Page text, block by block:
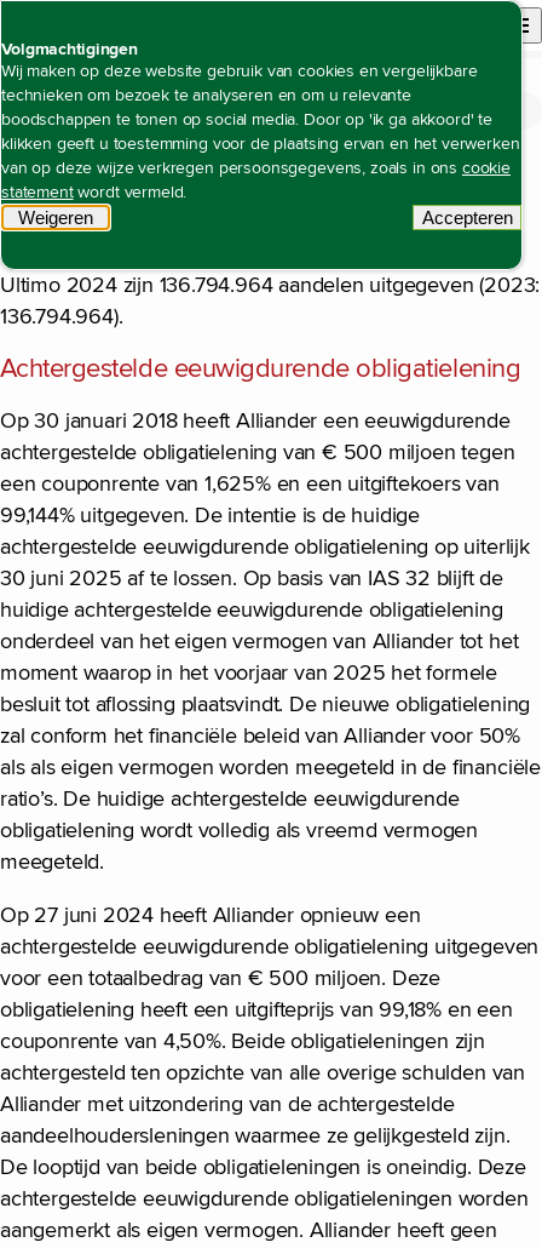
Volgmachtigingen
Wij maken op deze website gebruik van cookies en vergelijkbare
technieken om bezoek te analyseren en om u relevante
boodschappen te tonen op social media. Door op 'ik ga akkoord' te
klikken geeft u toestemming voor de plaatsing ervan en het verwerken
van op deze wijze verkregen persoonsgegevens, zoals in ons cookie
statementwordt vermeld.
Weigeren
Accepteren
Open site
Open content navigation
Jaarrekening
Toelichting op de geconsolideerde jaarrekening
Noot 12 Eigen vermogen
Noot 12 Eigen vermogen
Maatschappelijk kapitaal
Het maatschappelijk kapitaal van de vennootschap is
verdeeld in 350 miljoen aandelen van nominaal € 5.
Ultimo 2024 zijn 136.794.964 aandelen uitgegeven (2023:
136.794.964).
Achtergestelde eeuwigdurende obligatielening
Op 30 januari 2018 heeft Alliander een eeuwigdurende
achtergestelde obligatielening van € 500 miljoen tegen
een couponrente van 1,625% en een uitgiftekoers van
99,144% uitgegeven. De intentie is de huidige
achtergestelde eeuwigdurende obligatielening op uiterlijk
30 juni 2025 af te lossen. Op basis van IAS 32 blijft de
huidige achtergestelde eeuwigdurende obligatielening
onderdeel van het eigen vermogen van Alliander tot het
moment waarop in het voorjaar van 2025 het formele
besluit tot aflossing plaatsvindt. De nieuwe obligatielening
zal conform het financiële beleid van Alliander voor 50%
als als eigen vermogen worden meegeteld in de financiële
ratio’s. De huidige achtergestelde eeuwigdurende
obligatielening wordt volledig als vreemd vermogen
meegeteld.
Op 27 juni 2024 heeft Alliander opnieuw een
achtergestelde eeuwigdurende obligatielening uitgegeven
voor een totaalbedrag van € 500 miljoen. Deze
obligatielening heeft een uitgifteprijs van 99,18% en een
couponrente van 4,50%. Beide obligatieleningen zijn
achtergesteld ten opzichte van alle overige schulden van
Alliander met uitzondering van de achtergestelde
aandeelhoudersleningen waarmee ze gelijkgesteld zijn.
De looptijd van beide obligatieleningen is oneindig. Deze
achtergestelde eeuwigdurende obligatieleningen worden
aangemerkt als eigen vermogen. Alliander heeft geen